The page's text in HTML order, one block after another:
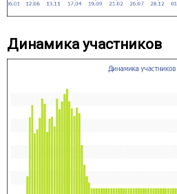
Динамика участников